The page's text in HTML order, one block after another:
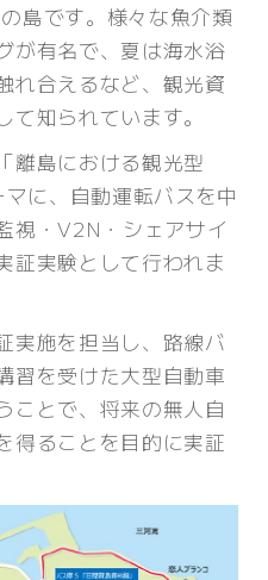
島です。様々な魚介類
が有名で、夏は海水浴
れ合えるなど、観光資
知られています。
離島における観光型
に、自動運転バスを中
視・V2N・シェアサイ
証実験として行われま
実施を担当し、路線バ
習を受けた大型自動車
ことで、将来の無人自
得ることを目的に実証